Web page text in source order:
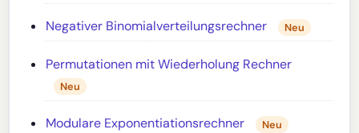
Negativer Binomialverteilungsrechner Neu
Permutationen mit Wiederholung Rechner
Neu
Modulare Exponentiationsrechner Neu